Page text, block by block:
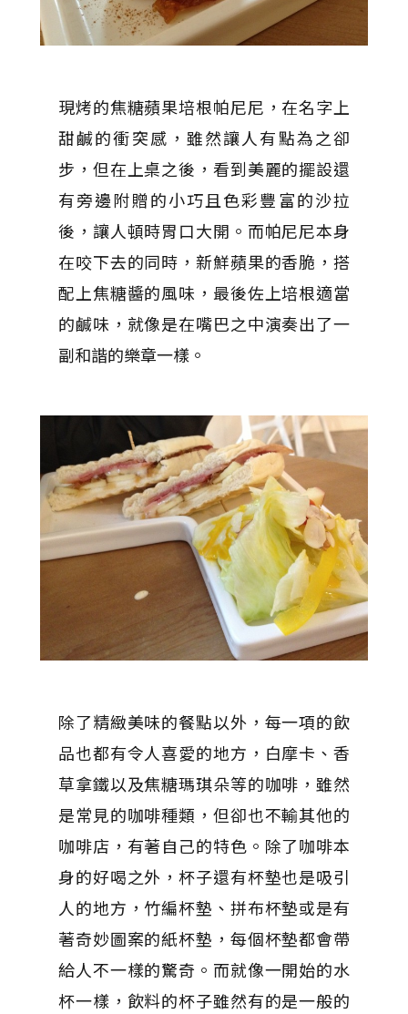
現烤的焦糖蘋果培根帕尼尼，在名字上
甜鹹的衝突感，雖然讓人有點為之卻
步，但在上桌之後，看到美麗的擺設還
有旁邊附贈的小巧且色彩豐富的沙拉
後，讓人頓時胃口大開。而帕尼尼本身
在咬下去的同時，新鮮蘋果的香脆，搭
配上焦糖醬的風味，最後佐上培根適當
的鹹味，就像是在嘴巴之中演奏出了一
副和諧的樂章一樣。
除了精緻美味的餐點以外，每一項的飲
品也都有令人喜愛的地方，白摩卡、香
草拿鐵以及焦糖瑪琪朵等的咖啡，雖然
是常見的咖啡種類，但卻也不輸其他的
咖啡店，有著自己的特色。除了咖啡本
身的好喝之外，杯子還有杯墊也是吸引
人的地方，竹編杯墊、拼布杯墊或是有
著奇妙圖案的紙杯墊，每個杯墊都會帶
給人不一樣的驚奇。而就像一開始的水
杯一樣，飲料的杯子雖然有的是一般的